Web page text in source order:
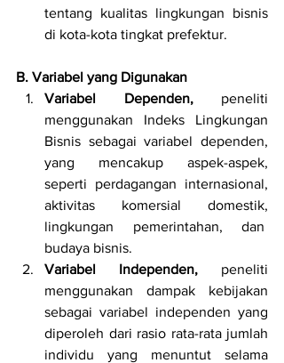
tentang kualitas lingkungan bisnis
di kota-kota tingkat prefektur.
B. Variabel yang Digunakan
Variabel Dependen, peneliti
menggunakan Indeks Lingkungan
Bisnis sebagai variabel dependen,
yang mencakup aspek-aspek,
seperti perdagangan internasional,
aktivitas komersial domestik,
lingkungan pemerintahan, dan
budaya bisnis.
Variabel Independen, peneliti
menggunakan dampak kebijakan
sebagai variabel independen yang
diperoleh dari rasio rata-rata jumlah
individu yang menuntut selama